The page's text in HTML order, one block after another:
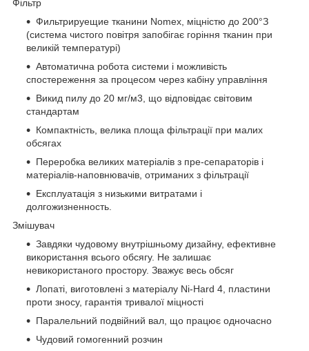
Фільтр
Фильтрируещие тканини Nomex, міцністю до 200°З
(система чистого повітря запобігає горіння тканин при
великій температурі)
Автоматична робота системи і можливість
спостереження за процесом через кабіну управління
Викид пилу до 20 мг/м3, що відповідає світовим
стандартам
Компактність, велика площа фільтрації при малих
обсягах
Переробка великих матеріалів з пре-сепараторів і
матеріалів-наповнювачів, отриманих з фільтрації
Експлуатація з низькими витратами і
долгожизненность.
Змішувач
Завдяки чудовому внутрішньому дизайну, ефективне
використання всього обсягу. Не залишає
невикористаного простору. Зважує весь обсяг
Лопаті, виготовлені з матеріалу Ni-Hard 4, пластини
проти зносу, гарантія тривалої міцності
Паралельний подвійний вал, що працює одночасно
Чудовий гомогенний розчин